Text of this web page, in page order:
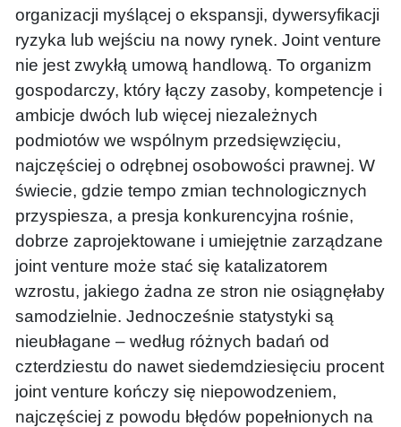
organizacji myślącej o ekspansji, dywersyfikacji
ryzyka lub wejściu na nowy rynek. Joint venture
nie jest zwykłą umową handlową. To organizm
gospodarczy, który łączy zasoby, kompetencje i
ambicje dwóch lub więcej niezależnych
podmiotów we wspólnym przedsięwzięciu,
najczęściej o odrębnej osobowości prawnej. W
świecie, gdzie tempo zmian technologicznych
przyspiesza, a presja konkurencyjna rośnie,
dobrze zaprojektowane i umiejętnie zarządzane
joint venture może stać się katalizatorem
wzrostu, jakiego żadna ze stron nie osiągnęłaby
samodzielnie. Jednocześnie statystyki są
nieubłagane – według różnych badań od
czterdziestu do nawet siedemdziesięciu procent
joint venture kończy się niepowodzeniem,
najczęściej z powodu błędów popełnionych na